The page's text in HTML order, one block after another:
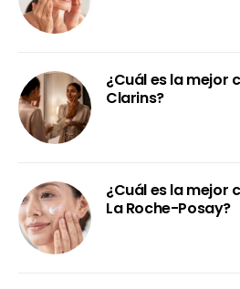
¿Cuál es la mejor
Clarins?
¿Cuál es la mejor
La Roche-Posay?